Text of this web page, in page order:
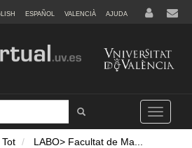
ESPAÑOL VALENCIÀ AJUDA
Tramet
Toggle
navigation
Tot LABO> Facultat de Ma